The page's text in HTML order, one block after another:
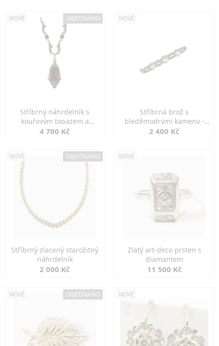
NOVÉ OBJEDNÁNO
Stříbrný náhrdelník s
kouřovým topazem a
markazity
4 700 Kč
NOVÉ
Stříbrná brož s
bleděmodrými kameny -
jemná elegance
2 400 Kč
NOVÉ OBJEDNÁNO
Stříbrný zlacený starožitný
náhrdelník
2 000 Kč
NOVÉ
Zlatý art-deco prsten s
diamantem
11 500 Kč
NOVÉ OBJEDNÁNO NOVÉ